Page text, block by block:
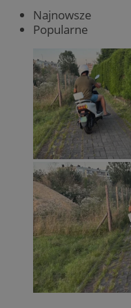
Najnowsze
Popularne